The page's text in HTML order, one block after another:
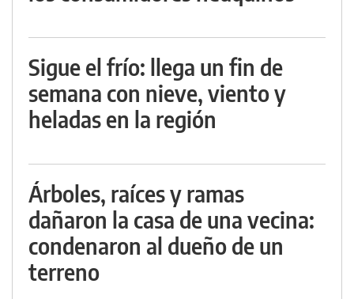
Sigue el frío: llega un fin de
semana con nieve, viento y
heladas en la región
Árboles, raíces y ramas
dañaron la casa de una vecina:
condenaron al dueño de un
terreno